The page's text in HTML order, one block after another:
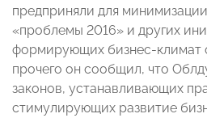
предприняли для
«проблемы 2016» и других
формирующих бизнес-климат
прочего он сообщил, что
законов, устанавливающих
стимулирующих развитие